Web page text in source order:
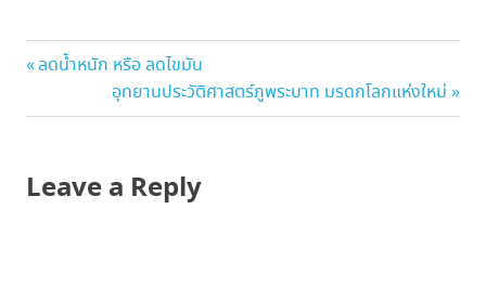
แนะแนว
เรื่อง
Previous
ลดน้ำหนัก หรือ ลดไขมัน
Next
Post:
อุทยานประวัติศาสตร์ภูพระบาท มรดกโลกแห่งใหม่
Leave a Reply